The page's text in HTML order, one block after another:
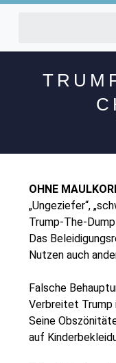
OHNE
„Ungeziefer“,
Trump-The-
Das
Nutzen auch
Falsche
Verbreitet Trump
Seine
auf